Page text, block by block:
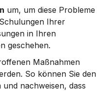
um, um diese Probleme
Ihrer
in Ihren
geschehen.
Maßnahmen
So können Sie den
nachweisen, dass